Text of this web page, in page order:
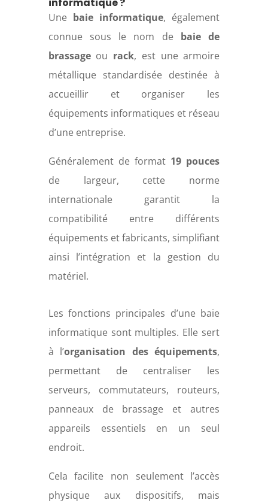
Une baie informatique, également
connue sous le nom de baie de
brassageou rack, est une armoire
métallique standardisée destinée à
accueillir et organiser les
équipements informatiques et réseau
d’une entreprise.
Généralement de format 19 pouces
de largeur, cette norme
internationale garantit la
compatibilité entre différents
équipements et fabricants, simplifiant
ainsi l’intégration et la gestion du
matériel.
Les fonctions principales d’une baie
informatique sont multiples. Elle sert
à l’organisation des équipements,
permettant de centraliser les
serveurs, commutateurs, routeurs,
panneaux de brassage et autres
appareils essentiels en un seul
endroit.
Cela facilite non seulement l’accès
physique aux dispositifs, mais